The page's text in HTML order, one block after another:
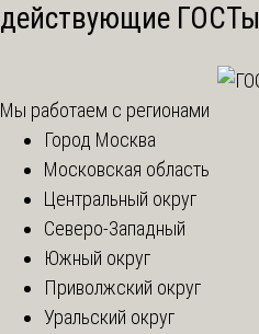
действующие ГОСТы
Мы работаем с регионами
Город Москва
Московская область
Центральный округ
Северо-Западный
Южный округ
Приволжский округ
Уральский округ